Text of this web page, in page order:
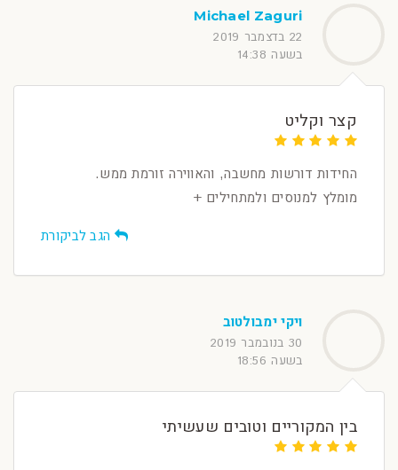
Michael Zaguri
22 בדצמבר 2019
בשעה 14:38
קצר וקליט
החידות דורשות מחשבה, והאווירה זורמת ממש.
מומלץ למנוסים ולמתחילים +
הגב לביקורת
ויקי ימבולטוב
30 בנובמבר 2019
בשעה 18:56
בין המקוריים וטובים שעשיתי